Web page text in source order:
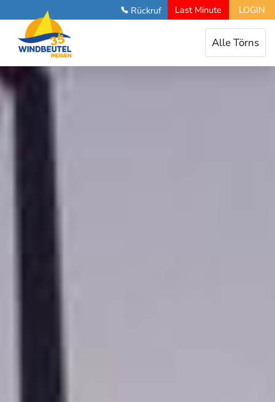
Rückruf Last Minute LOGIN
Toggle
navigation
Alle Törns